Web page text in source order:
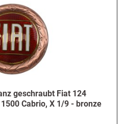
geschraubt Fiat 124
Cabrio, X 1/9 - bronze